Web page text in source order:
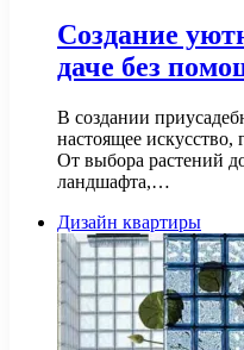
Создание
даче без
В создании
настоящее искусство,
От выбора растений
ландшафта,…
Дизайн квартиры